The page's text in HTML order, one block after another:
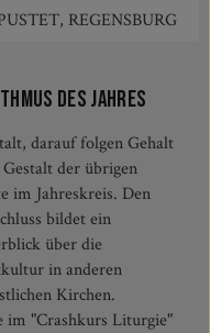
REGENSBURG
des Jahres
Kirchen.
im "Crashkurs Liturgie"